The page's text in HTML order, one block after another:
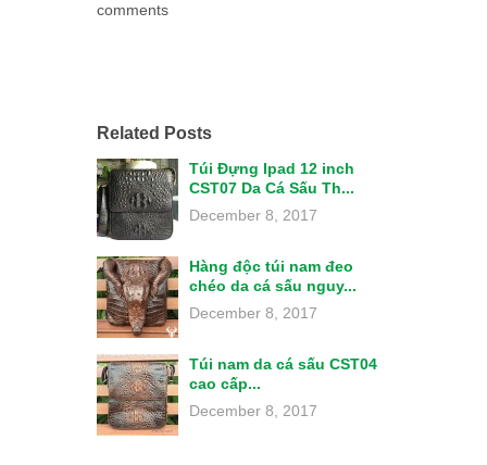
comments
Related Posts
Túi Đựng Ipad 12 inch
CST07 Da Cá Sấu Th...
December 8, 2017
Hàng độc túi nam đeo
chéo da cá sấu nguy...
December 8, 2017
Túi nam da cá sấu CST04
cao cấp...
December 8, 2017